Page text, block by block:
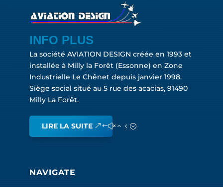
INFO PLUS
La société AVIATION DESIGN créée en 1993 et
installée à Milly la Forêt (Essonne) en Zone
Industrielle Le Chênet depuis janvier 1998.
Siège social situé au 5 rue des acacias, 91490
Milly La Forêt.
LIRE LA SUITE
NAVIGATE